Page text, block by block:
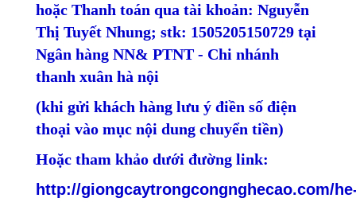
hoặc Thanh toán qua tài khoản: Nguyễn
Thị Tuyết Nhung; stk: 1505205150729 tại
Ngân hàng NN& PTNT - Chi nhánh
thanh xuân hà nội
(khi gửi khách hàng lưu ý điền số điện
thoại vào mục nội dung chuyển tiền)
Hoặc tham khảo dưới đường link:
http://giongcaytrongcongnghecao.com/